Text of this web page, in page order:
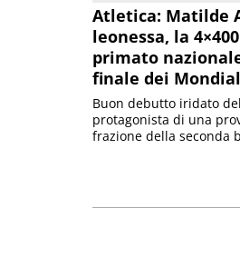
Atletica: Matilde
leonessa, la
primato
finale dei
Buon debutto iridato
protagonista di una
frazione della seconda